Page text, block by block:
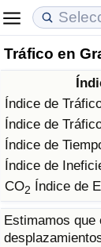
Tráfico en
Índice de
Índice de
Índice de
Índice de
CO2 Índice de
Estimamos
Coste de vida
Índice de
Índice de
Índice de
en aqaba
Precios de
Índice de
Índice de
Índice de
Calidad de
Índice de
Índice de
Índice de
Delincuencia